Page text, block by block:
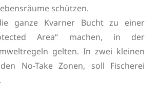
schützen.
ganze Kvarner Bucht zu einer
Area“ machen, in der
gelten. In zwei kleinen
No-Take Zonen, soll Fischerei